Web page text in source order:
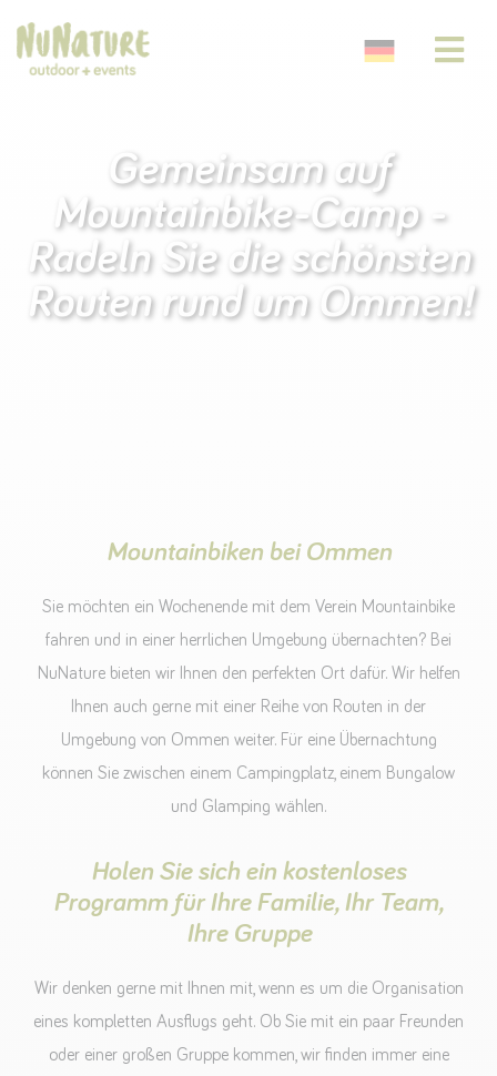
Gemeinsam auf
Mountainbike-Camp -
Radeln Sie die schönsten
Routen rund um Ommen!
Mountainbiken bei Ommen
Sie möchten ein Wochenende mit dem Verein Mountainbike
fahren und in einer herrlichen Umgebung übernachten? Bei
NuNature bieten wir Ihnen den perfekten Ort dafür. Wir helfen
Ihnen auch gerne mit einer Reihe von Routen in der
Umgebung von Ommen weiter. Für eine Übernachtung
können Sie zwischen einem Campingplatz, einem Bungalow
und Glamping wählen.
Holen Sie sich ein kostenloses
Programm für Ihre Familie, Ihr Team,
Ihre Gruppe
Wir denken gerne mit Ihnen mit, wenn es um die Organisation
eines kompletten Ausflugs geht. Ob Sie mit ein paar Freunden
oder einer großen Gruppe kommen, wir finden immer eine